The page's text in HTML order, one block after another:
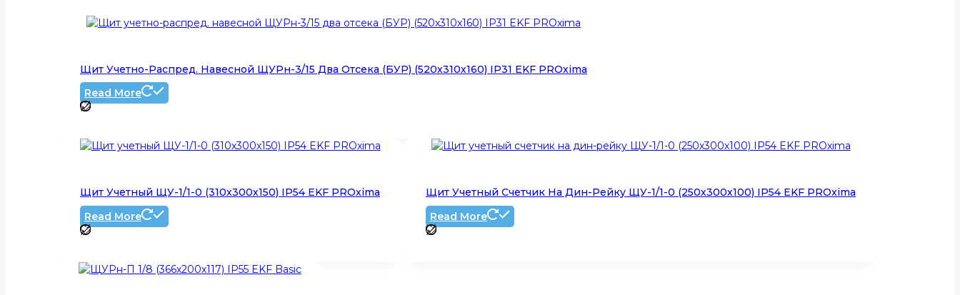
Щит Учетно-Распред. Навесной ЩУРн-3/15 Два Отсека (БУР) (520х310х160) IP31 EKF PROxima
Read More
Щит Учетный ЩУ-1/1-0 (310х300х150) IP54 EKF PROxima
Read More
Щит Учетный Счетчик На Дин-Рейку ЩУ-1/1-0 (250х300х100) IP54 EKF PROxima
Read More